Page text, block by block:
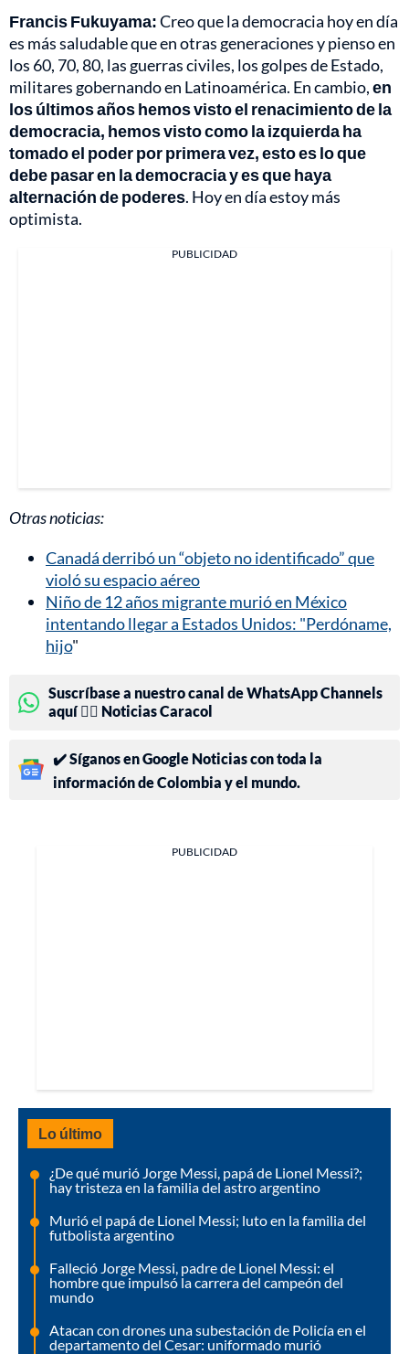
Francis Fukuyama:Creo que la democracia hoy en día
es más saludable que en otras generaciones y pienso en
los 60, 70, 80, las guerras civiles, los golpes de Estado,
militares gobernando en Latinoamérica. En cambio,en
los últimos años hemos visto el renacimiento de la
democracia, hemos visto como la izquierda ha
tomado el poder por primera vez, esto es lo que
debe pasar en la democracia y es que haya
alternación de poderes. Hoy en día estoy más
optimista.
PUBLICIDAD
Otras noticias:
Canadá derribó un “objeto no identificado” que
violó su espacio aéreo
Niño de 12 años migrante murió en México
intentando llegar a Estados Unidos: "Perdóname,
hijo"
Suscríbase a nuestro canal de WhatsApp Channels
aquí 👉🏻 Noticias Caracol
✔️ Síganos en Google Noticias con toda la
información de Colombia y el mundo.
PUBLICIDAD
Lo último
¿De qué murió Jorge Messi, papá de Lionel Messi?;
hay tristeza en la familia del astro argentino
Murió el papá de Lionel Messi; luto en la familia del
futbolista argentino
Falleció Jorge Messi, padre de Lionel Messi: el
hombre que impulsó la carrera del campeón del
mundo
Atacan con drones una subestación de Policía en el
departamento del Cesar: uniformado murió